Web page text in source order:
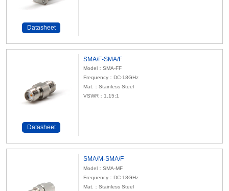
Datasheet
Datasheet
SMA/F-SMA/F
Model：SMA-FF
Frequency：DC-18GHz
Mat.：Stainless Steel
VSWR：1.15:1
SMA/M-SMA/F
Model：SMA-MF
Frequency：DC-18GHz
Mat.：Stainless Steel